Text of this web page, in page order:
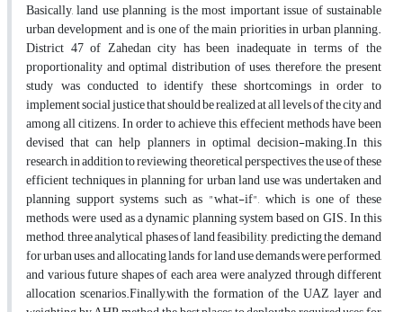
Basically, land use planning is the most important issue of sustainable
urban development and is one of the main priorities in urban planning.
District 47 of Zahedan city has been inadequate in terms of the
proportionality and optimal distribution of uses, therefore, the present
study was conducted to identify these shortcomings in order to
implement social justice that should be realized at all levels of the city and
among all citizens. In order to achieve this, effecient methods have been
devised that can help planners in optimal decision-making.In this
research, in addition to reviewing theoretical perspectives, the use of these
efficient techniques in planning for urban land use was undertaken and
planning support systems such as "what-if", which is one of these
methods, were used as a dynamic planning system based on GIS. In this
method, three analytical phases of land feasibility, predicting the demand
for urban uses, and allocating lands for land use demands were performed,
and various future shapes of each area were analyzed through different
allocation scenarios.Finally,with the formation of the UAZ layer and